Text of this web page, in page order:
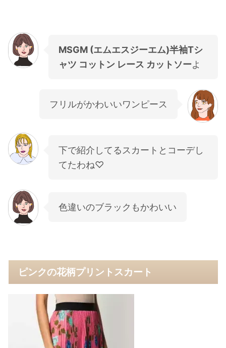
MSGM (エムエスジーエム)半袖Tシ
ャツ コットン レース カットソーよ
フリルがかわいいワンピース
下で紹介してるスカートとコーデし
てたわね♡
色違いのブラックもかわいい
ピンクの花柄プリントスカート